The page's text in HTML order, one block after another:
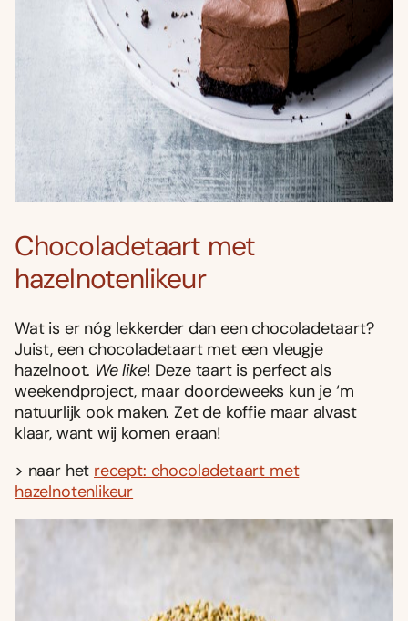
Chocoladetaart met
hazelnotenlikeur
Wat is er nóg lekkerder dan een chocoladetaart?
Juist, een chocoladetaart met een vleugje
hazelnoot. We like! Deze taart is perfect als
weekendproject, maar doordeweeks kun je ‘m
natuurlijk ook maken. Zet de koffie maar alvast
klaar, want wij komen eraan!
> naar het recept: chocoladetaart met
hazelnotenlikeur